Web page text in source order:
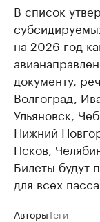
В список
на 2026 год
документу,
Волгоград,
Ульяновск,
Нижний
Псков,
Билеты будут
для всех
АвторыТеги